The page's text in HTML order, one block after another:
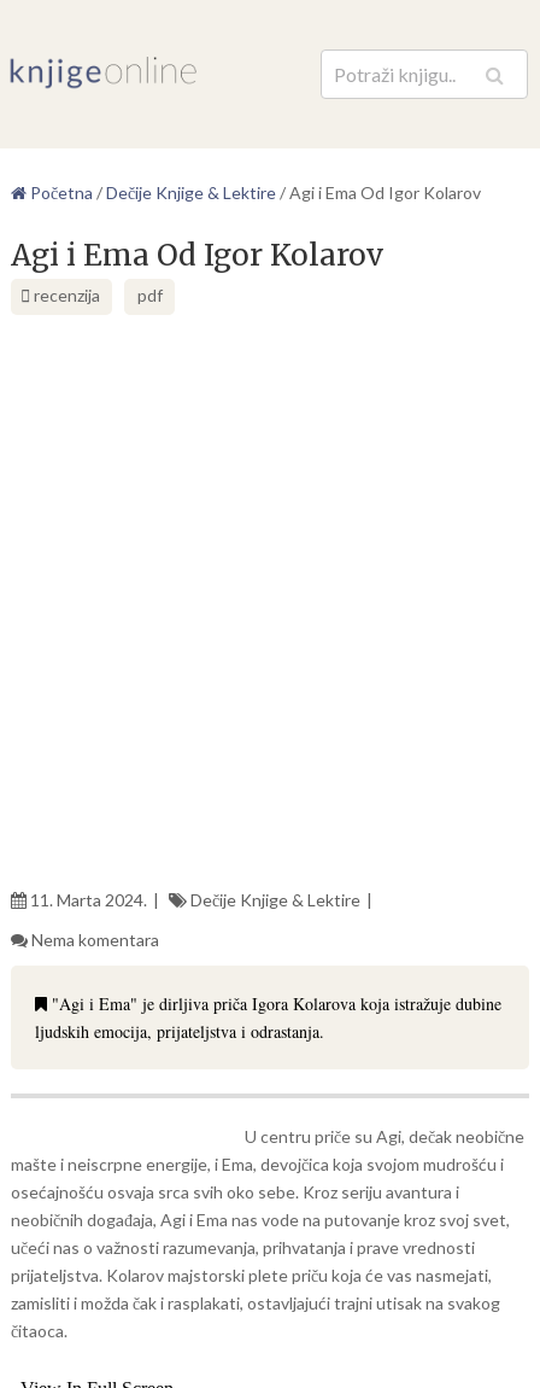
Pretraga
Početna /Dečije Knjige & Lektire/Agi i Ema Od Igor Kolarov
Agi i Ema Od Igor Kolarov
recenzija pdf
11. Marta 2024.
Dečije Knjige & Lektire
Nema komentara
"Agi i Ema" je dirljiva priča Igora Kolarova koja istražuje dubine
ljudskih emocija, prijateljstva i odrastanja.
U centru priče su Agi, dečak neobične
mašte i neiscrpne energije, i Ema, devojčica koja svojom mudrošću i
osećajnošću osvaja srca svih oko sebe. Kroz seriju avantura i
neobičnih događaja, Agi i Ema nas vode na putovanje kroz svoj svet,
učeći nas o važnosti razumevanja, prihvatanja i prave vrednosti
prijateljstva. Kolarov majstorski plete priču koja će vas nasmejati,
zamisliti i možda čak i rasplakati, ostavljajući trajni utisak na svakog
čitaoca.